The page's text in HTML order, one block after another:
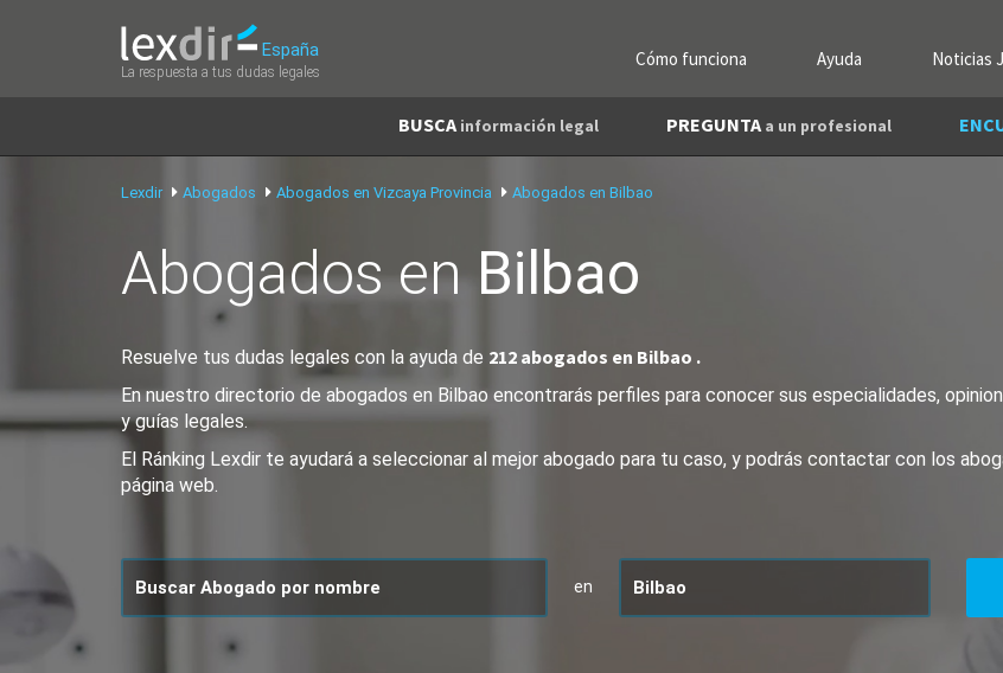
España
La respuesta a tus dudas legales
Cómo funciona Ayuda Noticias
BUSCA información legal PREGUNTA a un profesional
Lexdir Abogados Abogados en Vizcaya Provincia Abogados en Bilbao
Abogados enBilbao
Resuelve tus dudas legales con la ayuda de 212 abogados en Bilbao .
En nuestro directorio de abogados en Bilbao encontrarás perfiles para conocer sus especialidades,
y guías legales.
El Ránking Lexdir te ayudará a seleccionar al mejor abogado para tu caso, y podrás contactar con los
página web.
en